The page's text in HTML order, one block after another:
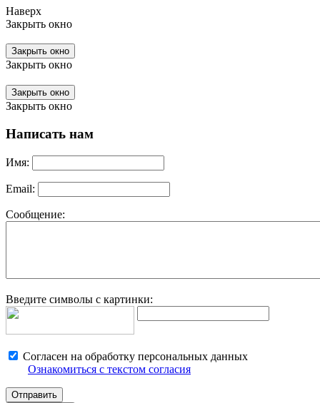
Наверх
Закрыть окно
Закрыть окно
Закрыть окно
Закрыть окно
Закрыть окно
Написать нам
Имя:
Email:
Сообщение:
Введите символы с картинки:
Согласен на обработку персональных данных
Ознакомиться с текстом согласия